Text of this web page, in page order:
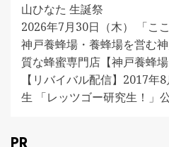
山ひなた 生誕祭
2026年7月30日（木） 「こ
神戸養蜂場・養蜂場を営む
質な蜂蜜専門店【神戸養蜂場
【リバイバル配信】2017年
生 「レッツゴー研究生！」